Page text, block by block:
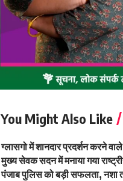
You Might Also Like
ग्लासगो में शानदार प्रदर्शन करने
मुख्य सेवक सदन में मनाया गया
पंजाब पुलिस को बड़ी सफलता, नशा